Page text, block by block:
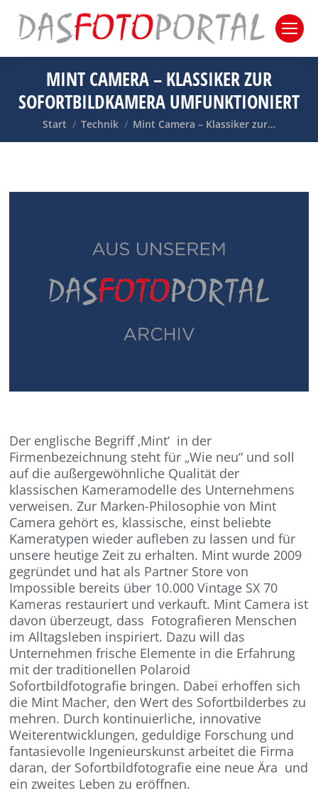
MINT CAMERA – KLASSIKER ZUR
SOFORTBILDKAMERA UMFUNKTIONIERT
Sie befinden sich hier:
Start Technik Mint Camera – Klassiker zur…
Der englische Begriff ‚Mint‘ in der
Firmenbezeichnung steht für „Wie neu“ und soll
auf die außergewöhnliche Qualität der
klassischen Kameramodelle des Unternehmens
verweisen. Zur Marken-Philosophie von Mint
Camera gehört es, klassische, einst beliebte
Kameratypen wieder aufleben zu lassen und für
unsere heutige Zeit zu erhalten. Mint wurde 2009
gegründet und hat als Partner Store von
Impossible bereits über 10.000 Vintage SX 70
Kameras restauriert und verkauft. Mint Camera ist
davon überzeugt, dass Fotografieren Menschen
im Alltagsleben inspiriert. Dazu will das
Unternehmen frische Elemente in die Erfahrung
mit der traditionellen Polaroid
Sofortbildfotografie bringen. Dabei erhoffen sich
die Mint Macher, den Wert des Sofortbilderbes zu
mehren. Durch kontinuierliche, innovative
Weiterentwicklungen, geduldige Forschung und
fantasievolle Ingenieurskunst arbeitet die Firma
daran, der Sofortbildfotografie eine neue Ära und
ein zweites Leben zu eröffnen.